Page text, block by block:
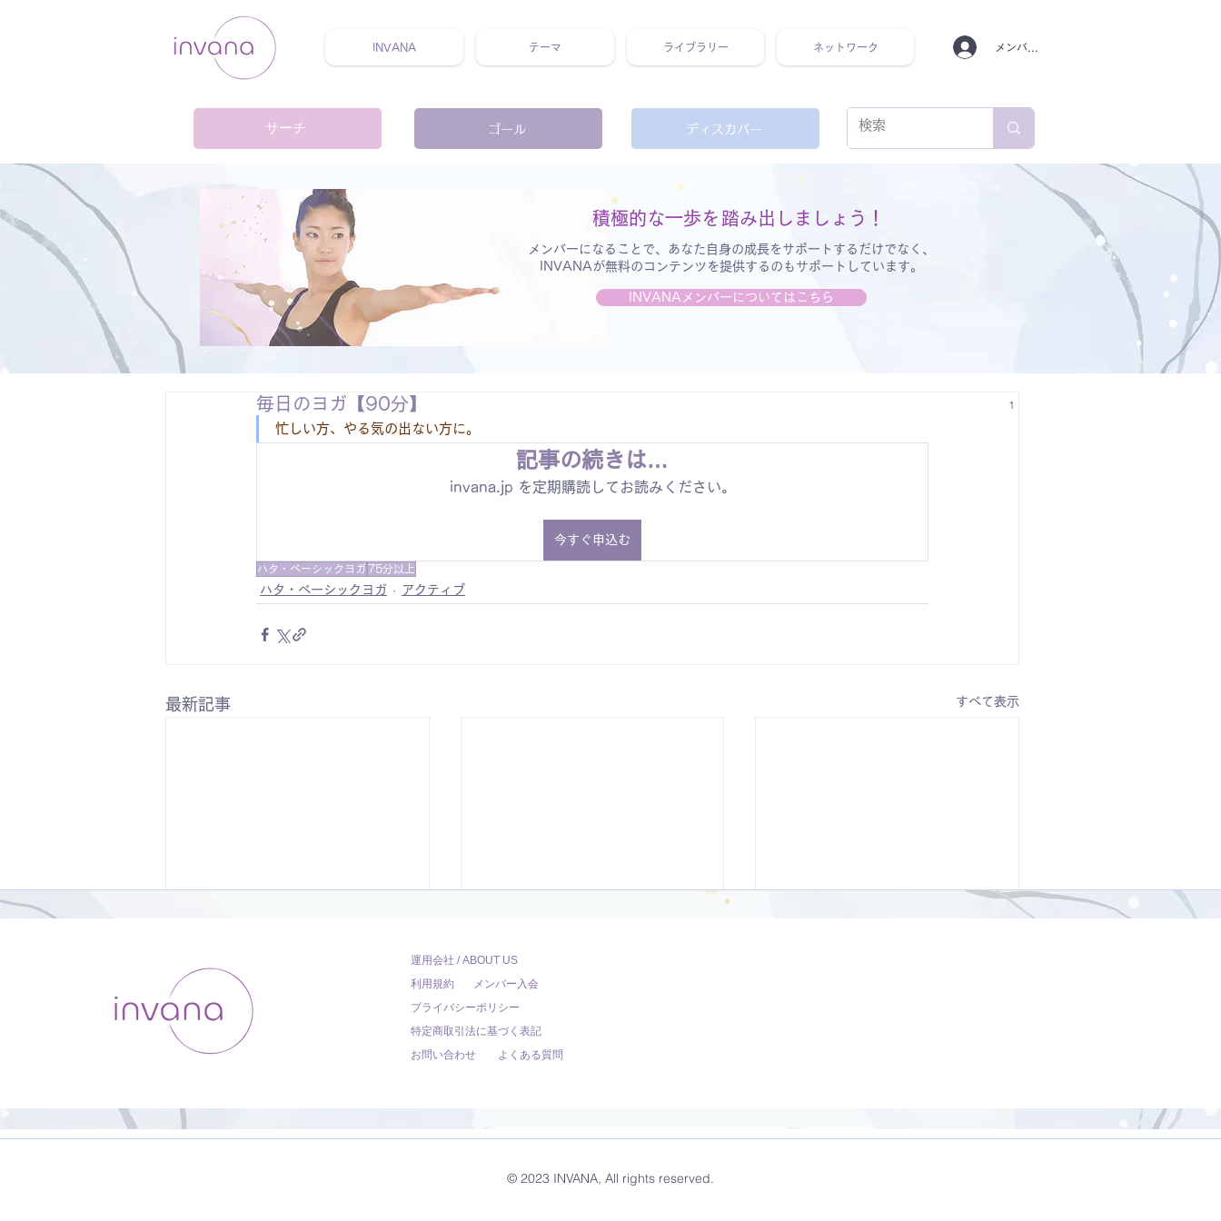
INVANA テーマ ライブラリー ネットワーク メンバーログイン
サーチ ゴール ディスカバー
積極的な一歩を
メンバーになることで、あなた自身の成長をサポートするだけでなく、
INVANAが無料のコンテンツを提供するのもサポートしています。
INVANAメンバーについてはこちら
踏み出しましょう！
毎日のヨガ【90分】
忙しい方、やる気の出ない方に。
記事の続きは…
invana.jp を定期購読してお読みください。
今すぐ申込む
ハタ・ベーシックヨガ 75分以上
ハタ・ベーシックヨガ アクティブ
最新記事 すべて表示
【31分】
1
運用会社 / ABOUT US
利用規約
メンバー入会
プライバシーポリシー
特定商取引法に基づく表記
お問い合わせ
よくある質問
© 2023 INVANA, All rights reserved.